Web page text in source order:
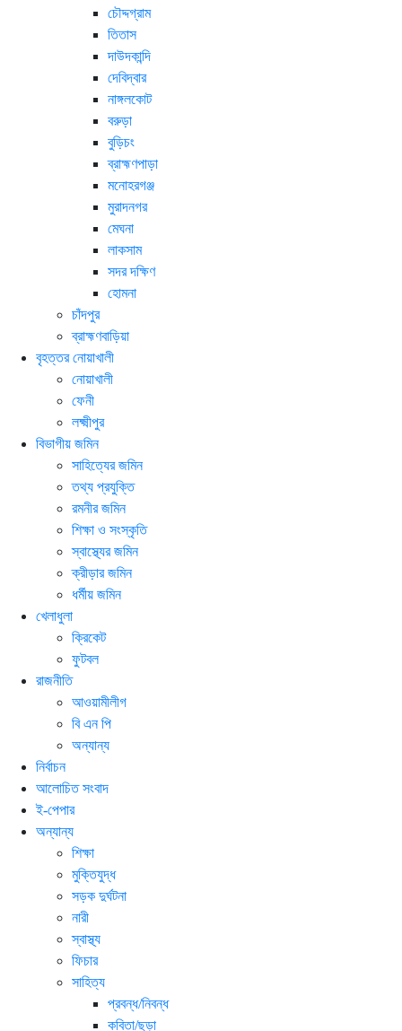
চৌদ্দগ্রাম
তিতাস
দাউদকান্দি
দেবিদ্বার
নাঙ্গলকোট
বরুড়া
বুড়িচং
ব্রাহ্মণপাড়া
মনোহরগঞ্জ
মুরাদনগর
মেঘনা
লাকসাম
সদর দক্ষিণ
হোমনা
চাঁদপুর
ব্রাহ্মণবাড়িয়া
বৃহত্তর নোয়াখালী
নোয়াখালী
ফেনী
লক্ষ্মীপুর
বিভাগীয় জমিন
সাহিত্যের জমিন
তথ্য প্রযুক্তি
রমনীর জমিন
শিক্ষা ও সংস্কৃতি
স্বাস্থ্যের জমিন
ক্রীড়ার জমিন
ধর্মীয় জমিন
খেলাধুলা
ক্রিকেট
ফুটবল
রাজনীতি
আওয়ামীলীগ
বি এন পি
অন্যান্য
নির্বাচন
আলোচিত সংবাদ
ই-পেপার
অন্যান্য
শিক্ষা
মুক্তিযুদ্ধ
সড়ক দুর্ঘটনা
নারী
স্বাস্থ্য
ফিচার
সাহিত্য
প্রবন্ধ/নিবন্ধ
কবিতা/ছড়া